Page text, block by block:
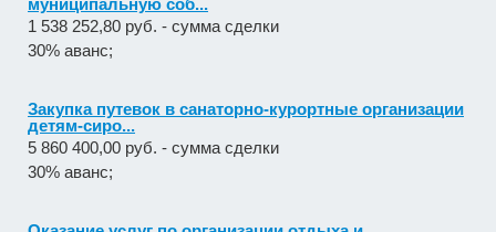
1 538 252,80 руб. - сумма сделки
30% аванс;
Закупка путевок в санаторно-курортные организации
детям-сиро...
5 860 400,00 руб. - сумма сделки
30% аванс;